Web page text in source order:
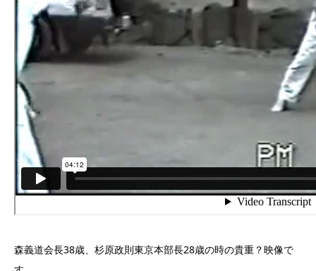
森義道会長38歳、杉原政則東京本部長28歳の時の貴重？映像で